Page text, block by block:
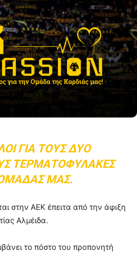
ΓΙΑ ΤΟΥΣ ΔΎΟ
ΤΕΡΜΑΤΟΦΎΛΑΚΕΣ
ΜΑΣ.
στην ΑΕΚ έπειτα από την άφιξη
Αλμέιδα.
το πόστο του προπονητή